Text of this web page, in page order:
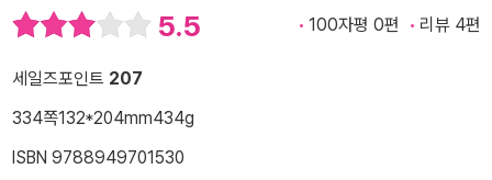
5.5 100자평 0편 리뷰 4편
세일즈포인트 207
334쪽132*204mm434g
ISBN 9788949701530